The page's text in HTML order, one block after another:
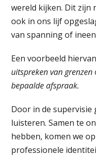
wereld kijken. Dit zijn
ook in ons lijf
van spanning of
Een voorbeeld
uitspreken van grenzen
bepaalde afspraak.
Door in de supervisie
luisteren. Samen te
hebben, komen we
professionele